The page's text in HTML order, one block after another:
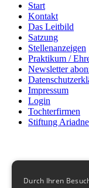
Start
Kontakt
Das Leitbild
Satzung
Stellenanzeigen
Praktikum /
Newsletter
Impressum
Login
Tochterfirmen
Stiftung
Durch Ihren